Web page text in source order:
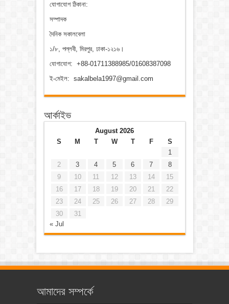
যোগাযোগ ঠিকানা:
সম্পাদক
দৈনিক সকালবেলা
১/৮, পল্লবী, মিরপুর, ঢাকা-১২১৬।
যোগাযোগ: +88-01711388985/01608387098
ই-মেইল: sakalbela1997@gmail.com
আর্কাইভ
August 2026
S
M T W T F
S
1
2
3 4 5 6 7
8
9
10 11 12 13 14
15
16
17 18 19 20 21
22
23
24 25 26 27 28
29
30
31
« Jul
আমাদের সম্পর্কে